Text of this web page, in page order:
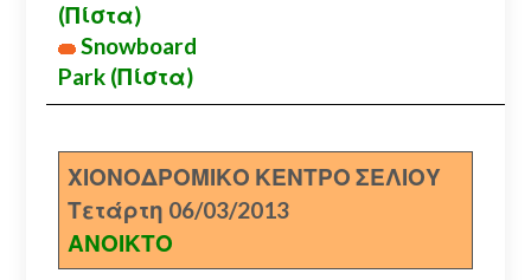
(Πίστα)
Snowboard
Park (Πίστα)
ΧΙΟΝΟΔΡΟΜΙΚΟ ΚΕΝΤΡΟ ΣΕΛΙΟΥ
Τετάρτη 06/03/2013
ΑΝΟΙΚΤΟ